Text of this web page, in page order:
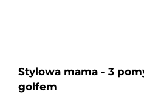
Stylowa mama - 3
golfem